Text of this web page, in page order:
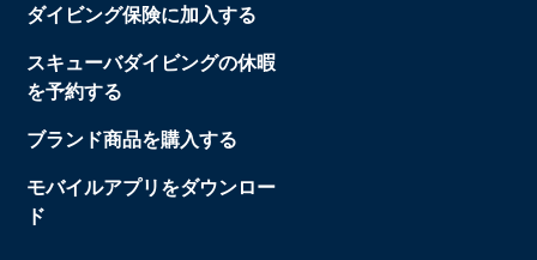
ダイビング保険に加入する
スキューバダイビングの休暇
を予約する
ブランド商品を購入する
モバイルアプリをダウンロー
ド